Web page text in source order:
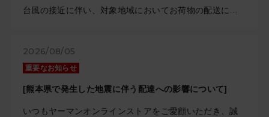
台風の接近に伴い、対象地域においてお荷物の配送に影
ます。
詳しい内容につきましては、下記佐川急便のホームペー
ジよりご確認下さい。
2026/08/05
重要なお知らせ
[熊本県で発生した地震に伴う配達への影響について]
いつもヤーマンオンラインストアをご愛顧いただき、誠